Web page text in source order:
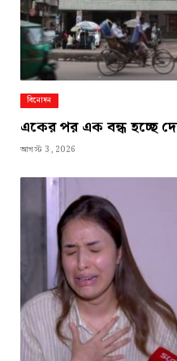
বিনোদন
একের পর এক বন্ধ হচ্ছে
আগস্ট 3, 2026